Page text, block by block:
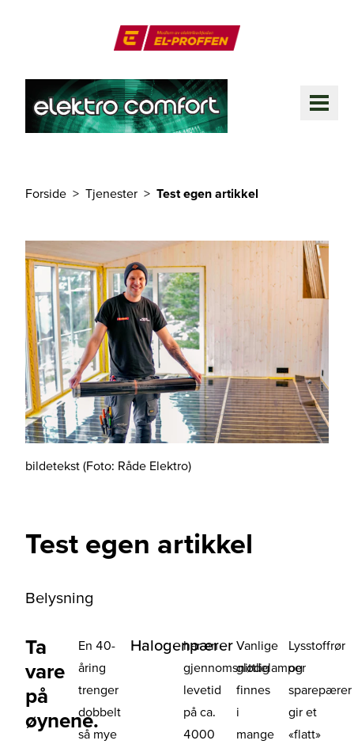
Forside Tjenester Test egen artikkel
bildetekst (Foto: Råde Elektro)
Test egen artikkel
Belysning
Ta
vare
på
øynene.
En 40-
åring
trenger
dobbelt
så mye
Halogenpærer
har en
gjennomsnittlig
levetid
på ca.
4000
Vanlige
glødelamper
finnes
i
mange
Lysstoffrør
og
sparepærer
gir et
«flatt»